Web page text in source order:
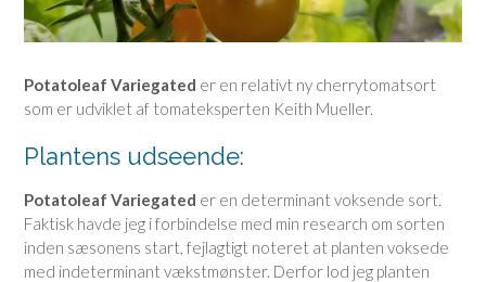
Potatoleaf Variegated er en relativt ny cherrytomatsort
som er udviklet af tomateksperten Keith Mueller.
Plantens udseende:
Potatoleaf Variegated er en determinant voksende sort.
Faktisk havde jeg i forbindelse med min research om sorten
inden sæsonens start, fejlagtigt noteret at planten voksede
med indeterminant vækstmønster. Derfor lod jeg planten